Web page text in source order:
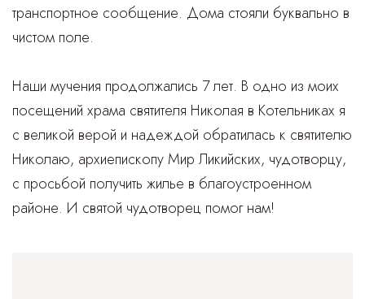
транспортное сообщение. Дома стояли буквально в
чистом поле.
Наши мучения продолжались 7 лет. В одно из моих
посещений храма святителя Николая в Котельниках я
с великой верой и надеждой обратилась к святителю
Николаю, архиепископу Мир Ликийских, чудотворцу,
с просьбой получить жилье в благоустроенном
районе. И святой чудотворец помог нам!